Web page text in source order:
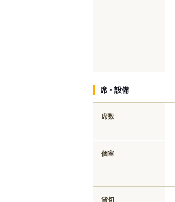
席・設備
席数
個室
貸切